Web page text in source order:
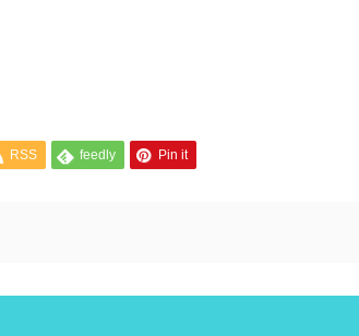
RSS feedly Pin it